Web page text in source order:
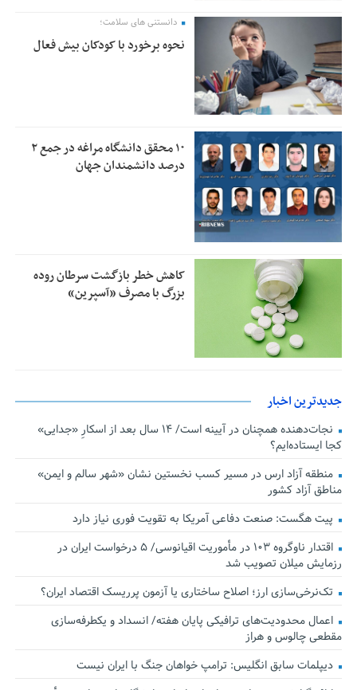
دانستنی های سلامت؛
نحوه برخورد با کودکان بیش فعال
۱۰ محقق دانشگاه مراغه در جمع ۲
درصد دانشمندان جهان
کاهش خطر بازگشت سرطان روده
بزرگ با مصرف «آسپرین»
جدیدترین اخبار
نجات‌دهنده‌ همچنان در آیینه است/ ۱۴ سال بعد از اسکارِ «جدایی»
کجا ایستاده‌ایم؟
منطقه آزاد ارس در مسیر کسب نخستین نشان «شهر سالم و ایمن»
مناطق آزاد کشور
پیت هگست: صنعت دفاعی آمریکا به تقویت فوری نیاز دارد
اقتدار ناوگروه ۱۰۳ در مأموریت‌ اقیانوسی/ ۵ درخواست ایران در
رزمایش میلان تصویب شد
تک‌نرخی‌سازی ارز؛ اصلاح ساختاری یا آزمون پرریسک اقتصاد ایران؟
اعمال محدودیت‌های ترافیکی پایان هفته/ انسداد و یکطرفه‌سازی
مقطعی چالوس و هراز
دیپلمات سابق انگلیس:‌ ترامپ خواهان جنگ با ایران نیست